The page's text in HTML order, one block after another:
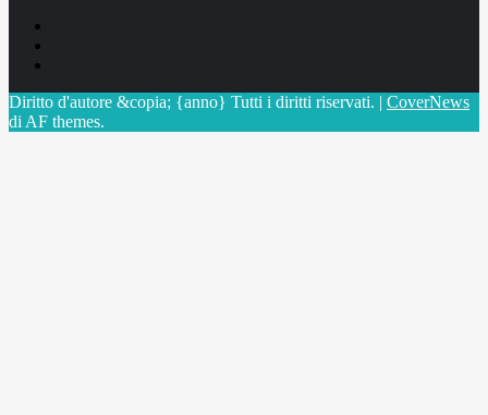
Diritto d'autore &copia; {anno} Tutti i diritti riservati. | CoverNews
di AF themes.